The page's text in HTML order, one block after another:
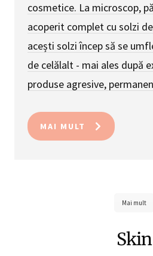
cosmetice. La microscop,
acoperit complet cu solzi
acești solzi încep să se
de celălalt - mai ales după
produse agresive,
MAI MULT
Mai mult
Skin